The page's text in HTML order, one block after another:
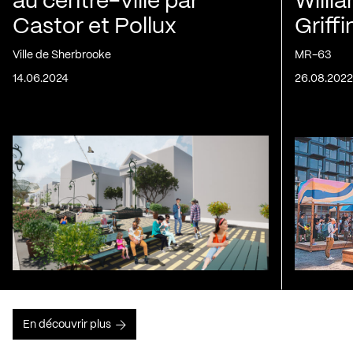
Castor et Pollux
Ville de Sherbrooke
14.06.2024
MR-63
26.08.2022
En découvrir plus